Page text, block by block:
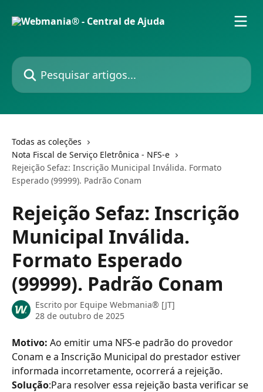
Pesquisar artigos...
Todas as coleções
Nota Fiscal de Serviço Eletrônica - NFS-e
Rejeição Sefaz: Inscrição Municipal Inválida. Formato
Esperado (99999). Padrão Conam
Rejeição Sefaz: Inscrição
Municipal Inválida.
Formato Esperado
(99999). Padrão Conam
Escrito por Equipe Webmania® [JT]
28 de outubro de 2025
Motivo: Ao emitir uma NFS-e padrão do provedor
Conam e a Inscrição Municipal do prestador estiver
informada incorretamente, ocorrerá a rejeição.
Solução:Para resolver essa rejeição basta verificar se